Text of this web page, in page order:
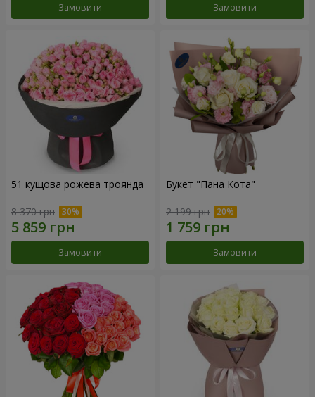
Замовити Замовити
51 кущова рожева троянда
8 370 грн
Замовити
Букет "Пана Кота"
2 199 грн
Замовити